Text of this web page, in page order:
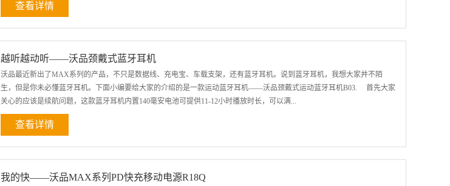
到专用的清洁剂了。推荐的是汽车内饰泡沫清洁剂类似于酒精，易挥发，不会导电，比较安全，操作方法是把耳机放在塑料
袋里，喷上清洁剂，让白色泡沫盖住整个耳机，再用手轻搓，放置两小时，然后取出用抹布擦掉表面残留即可。另外就是女
士常用的化妆棉了，它本身就有卸妆去角质的功能。脸都能用，何况耳机了。
查看详情
越听越动听——沃品颈戴式蓝牙耳机
沃品最近新出了MAX系列的产品，不只是数据线、充电宝、车载支架，还有蓝牙耳机。说到蓝牙耳机，我想大家并不陌
生，但是你未必懂蓝牙耳机。下面小编要给大家的介绍的是一款运动蓝牙耳机——沃品颈戴式运动蓝牙耳机B03. 首先大家
关心的应该是续航问题，这款蓝牙耳机内置140毫安电池可提供11-12小时播放时长，可以满...
而且很贴心的使用硅胶耳撑提升佩戴稳定性，骑车、健身、跑步，都不会轻易掉落。 耳机在使用过程中耳机线都很容易
查看详情
我的快——沃品MAX系列PD快充移动电源R18Q